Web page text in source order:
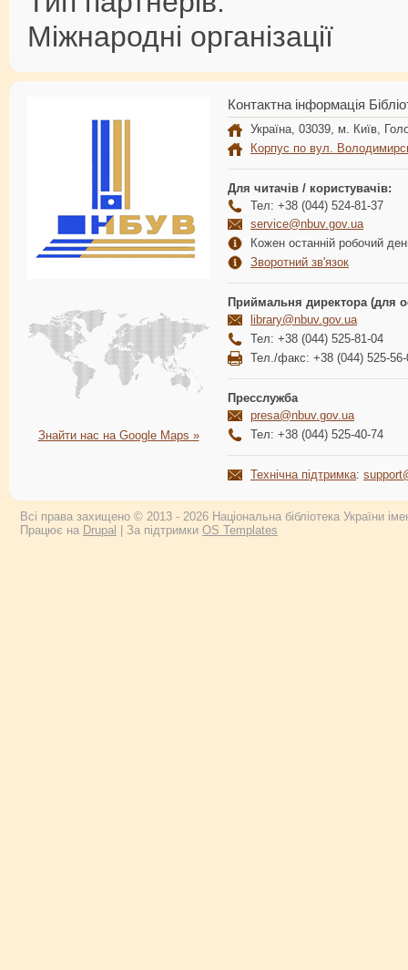
Міжнародні організації
Знайти нас на Google Maps »
Контактна інформація
Україна, 03039, м. Київ,
Корпус по вул.
Для читачів / користувачів:
Тел: +38 (044) 524-81-37
service@nbuv.gov.ua
Кожен останній робочий
Зворотний зв'язок
Приймальня директора (для
library@nbuv.gov.ua
Тел: +38 (044) 525-81-04
Тел./факс: +38 (044) 525-56-
Пресслужба
presa@nbuv.gov.ua
Тел: +38 (044) 525-40-74
Технічна підтримка:
Всі права захищено © 2013 - 2026 Національна бібліотека України
Працює на Drupal | За підтримки OS Templates